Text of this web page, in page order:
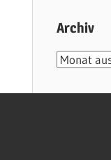
Archiv
Archiv